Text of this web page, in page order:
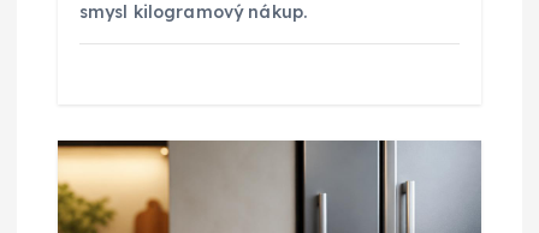
smysl kilogramový nákup.